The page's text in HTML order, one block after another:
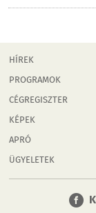
HÍREK
PROGRAMOK
CÉGREGISZTER
KÉPEK
APRÓ
ÜGYELETEK